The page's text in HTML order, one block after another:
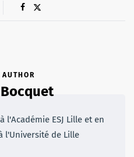
ESJ Lille et en
l'Université de Lille